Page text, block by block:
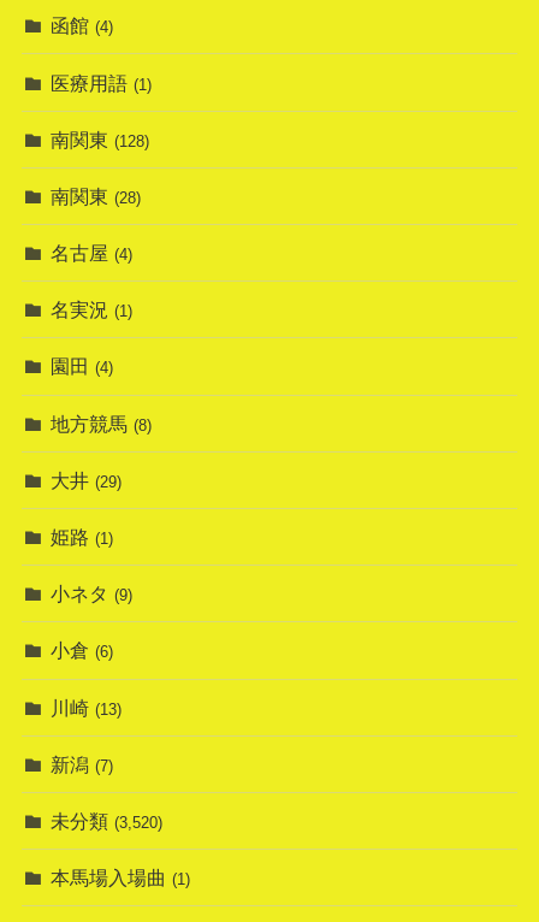
函館 (4)
医療用語 (1)
南関東 (128)
南関東 (28)
名古屋 (4)
名実況 (1)
園田 (4)
地方競馬 (8)
大井 (29)
姫路 (1)
小ネタ (9)
小倉 (6)
川崎 (13)
新潟 (7)
未分類 (3,520)
本馬場入場曲 (1)